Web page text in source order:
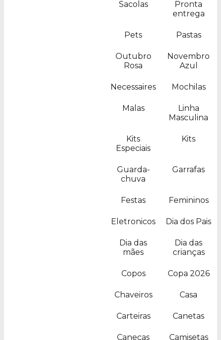
Sacolas
Pronta
entrega
Pets Pastas
Outubro
Rosa
Novembro
Azul
Necessaires Mochilas
Malas
Linha
Masculina
Kits
Especiais
Kits
Guarda-
chuva
Garrafas
Festas Femininos
Eletronicos Dia dos Pais
Dia das
mães
Dia das
crianças
Copos Copa 2026
Chaveiros Casa
Carteiras Canetas
Canecas Camisetas